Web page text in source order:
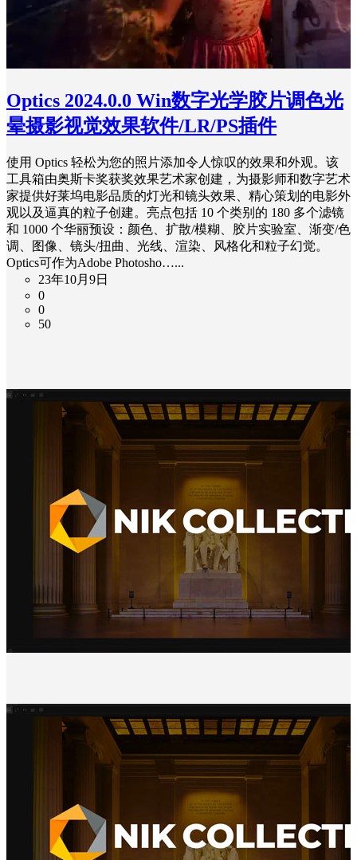
Optics 2024.0.0 Win数字光学胶片调色光
晕摄影视觉效果软件/LR/PS插件
使用 Optics 轻松为您的照片添加令人惊叹的效果和外观。该
工具箱由奥斯卡奖获奖效果艺术家创建，为摄影师和数字艺术
家提供好莱坞电影品质的灯光和镜头效果、精心策划的电影外
观以及逼真的粒子创建。亮点包括 10 个类别的 180 多个滤镜
和 1000 个华丽预设：颜色、扩散/模糊、胶片实验室、渐变/色
调、图像、镜头/扭曲、光线、渲染、风格化和粒子幻觉。
Optics可作为Adob​​e Photosho…...
23年10月9日
0
0
50